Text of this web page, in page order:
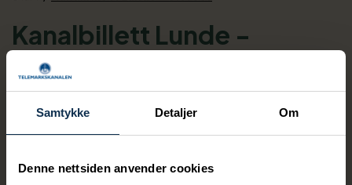
Samtykke Detaljer Om
Denne nettsiden anvender cookies
Kanalbillett Lunde -
Ulefoss
Kanalbillett M/S Henrik Ibsen, M/S Victoria